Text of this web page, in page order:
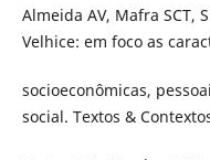
Almeida AV, Mafra SCT,
Velhice: em foco as
socioeconômicas,
social. Textos &